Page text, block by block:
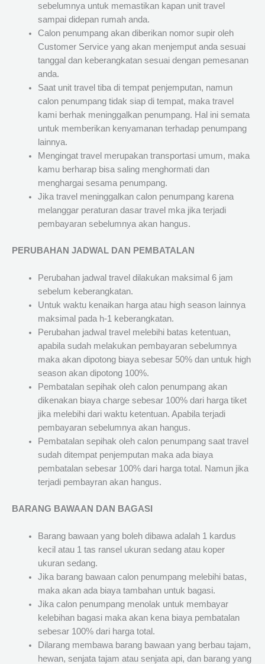
sebelumnya untuk memastikan kapan unit travel
sampai didepan rumah anda.
Calon penumpang akan diberikan nomor supir oleh
Customer Service yang akan menjemput anda sesuai
tanggal dan keberangkatan sesuai dengan pemesanan
anda.
Saat unit travel tiba di tempat penjemputan, namun
calon penumpang tidak siap di tempat, maka travel
kami berhak meninggalkan penumpang. Hal ini semata
untuk memberikan kenyamanan terhadap penumpang
lainnya.
Mengingat travel merupakan transportasi umum, maka
kamu berharap bisa saling menghormati dan
menghargai sesama penumpang.
Jika travel meninggalkan calon penumpang karena
melanggar peraturan dasar travel mka jika terjadi
pembayaran sebelumnya akan hangus.
PERUBAHAN JADWAL DAN PEMBATALAN
Perubahan jadwal travel dilakukan maksimal 6 jam
sebelum keberangkatan.
Untuk waktu kenaikan harga atau high season lainnya
maksimal pada h-1 keberangkatan.
Perubahan jadwal travel melebihi batas ketentuan,
apabila sudah melakukan pembayaran sebelumnya
maka akan dipotong biaya sebesar 50% dan untuk high
season akan dipotong 100%.
Pembatalan sepihak oleh calon penumpang akan
dikenakan biaya charge sebesar 100% dari harga tiket
jika melebihi dari waktu ketentuan. Apabila terjadi
pembayaran sebelumnya akan hangus.
Pembatalan sepihak oleh calon penumpang saat travel
sudah ditempat penjemputan maka ada biaya
pembatalan sebesar 100% dari harga total. Namun jika
terjadi pembayran akan hangus.
BARANG BAWAAN DAN BAGASI
Barang bawaan yang boleh dibawa adalah 1 kardus
kecil atau 1 tas ransel ukuran sedang atau koper
ukuran sedang.
Jika barang bawaan calon penumpang melebihi batas,
maka akan ada biaya tambahan untuk bagasi.
Jika calon penumpang menolak untuk membayar
kelebihan bagasi maka akan kena biaya pembatalan
sebesar 100% dari harga total.
Dilarang membawa barang bawaan yang berbau tajam,
hewan, senjata tajam atau senjata api, dan barang yang